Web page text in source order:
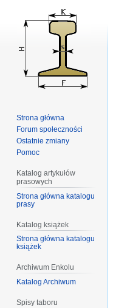
Strona główna
Forum społeczności
Ostatnie zmiany
Pomoc
Katalog artykułów
prasowych
Strona główna katalogu
prasy
Katalog książek
Strona główna katalogu
książek
Archiwum Enkolu
Katalog Archiwum
Spisy taboru